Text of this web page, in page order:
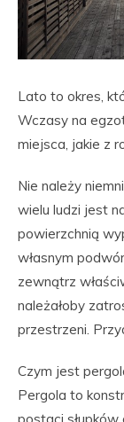
Lato to okres,
Wczasy na
miejsca, jakie z
Nie należy
wielu ludzi jest
powierzchnią
własnym
zewnątrz
należałoby
przestrzeni.
Czym jest
Pergola to